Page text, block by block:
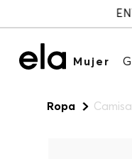
Mujer
Ropa